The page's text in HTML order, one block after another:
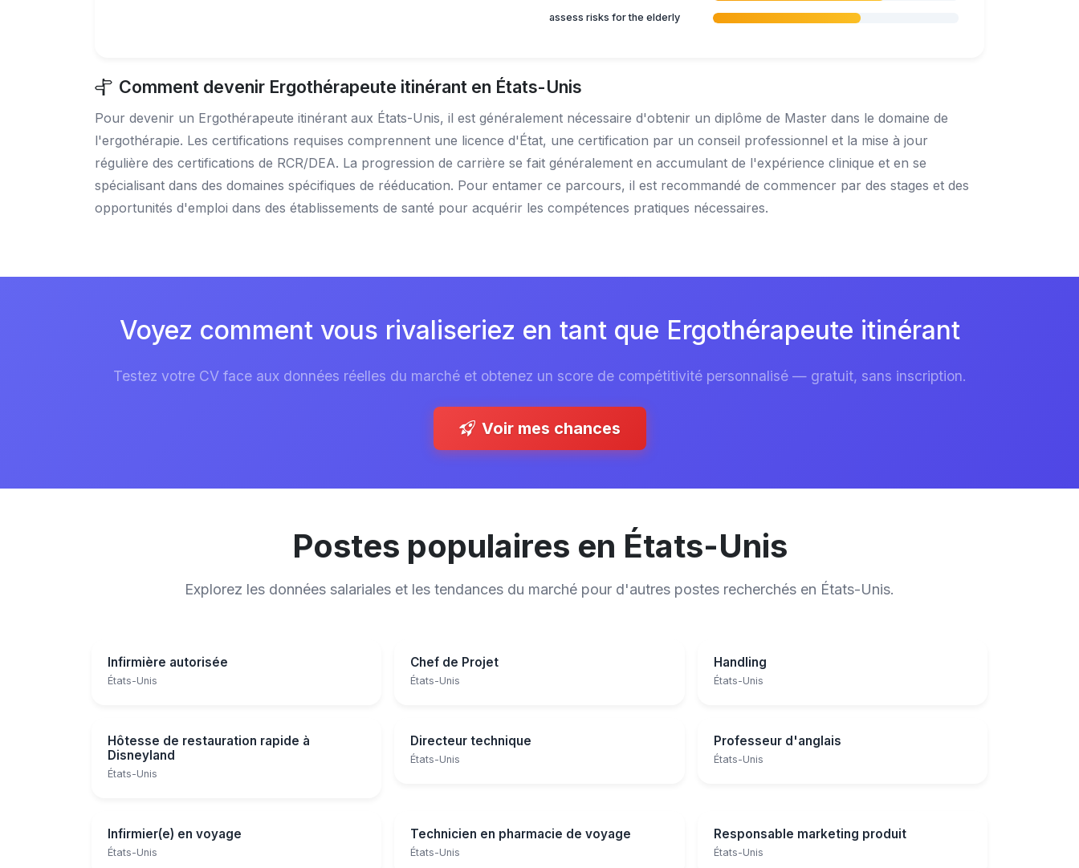
assess risks for the elderly
Comment devenir Ergothérapeute itinérant en États-Unis
Pour devenir un Ergothérapeute itinérant aux États-Unis, il est généralement nécessaire d'obtenir un diplôme de Master dans le domaine de
l'ergothérapie. Les certifications requises comprennent une licence d'État, une certification par un conseil professionnel et la mise à jour
régulière des certifications de RCR/DEA. La progression de carrière se fait généralement en accumulant de l'expérience clinique et en se
spécialisant dans des domaines spécifiques de rééducation. Pour entamer ce parcours, il est recommandé de commencer par des stages et des
opportunités d'emploi dans des établissements de santé pour acquérir les compétences pratiques nécessaires.
Voyez comment vous rivaliseriez en tant que Ergothérapeute itinérant
Testez votre CV face aux données réelles du marché et obtenez un score de compétitivité personnalisé — gratuit, sans inscription.
Voir mes chances
Postes populaires en États-Unis
Explorez les données salariales et les tendances du marché pour d'autres postes recherchés en États-Unis.
Infirmière autorisée
États-Unis
Chef de Projet
États-Unis
Handling
États-Unis
Hôtesse de restauration rapide à
Disneyland
États-Unis
Directeur technique
États-Unis
Professeur d'anglais
États-Unis
Infirmier(e) en voyage
États-Unis
Technicien en pharmacie de voyage
États-Unis
Responsable marketing produit
États-Unis